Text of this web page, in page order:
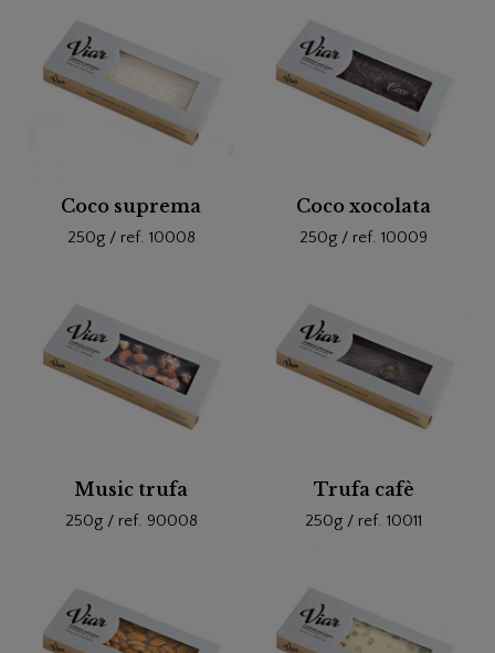
Coco suprema
250g / ref. 10008
Coco xocolata
250g / ref. 10009
Music trufa
250g / ref. 90008
Trufa cafè
250g / ref. 10011